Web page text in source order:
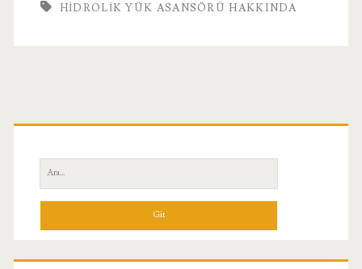
HIDROLIK YÜK ASANSÖRÜ HAKKINDA
Birincil
Yan
Menü
Ara: